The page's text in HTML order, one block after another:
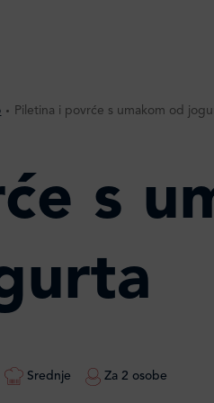
Piletina i povrće s umakom od
s
Srednje Za 2 osobe